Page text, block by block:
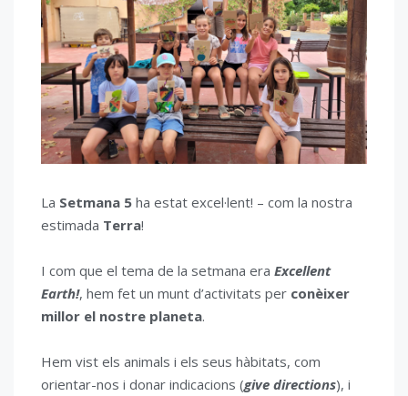
La Setmana 5 ha estat excel·lent! – com la nostra
estimada Terra!
I com que el tema de la setmana era Excellent
Earth!, hem fet un munt d’activitats per conèixer
millor el nostre planeta.
Hem vist els animals i els seus hàbitats, com
orientar-nos i donar indicacions (give directions), i